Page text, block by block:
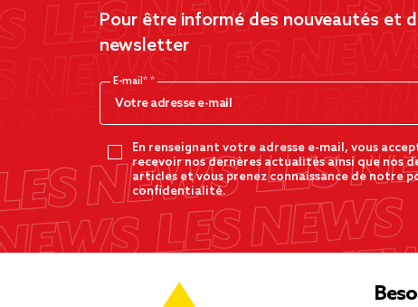
Pour être informé des nouveautés et
newsletter
E-mail*
En renseignant votre adresse e-mail, vous
recevoir nos dernères actualités ainsi que nos
articles et vous prenez connaissance de notre
confidentialité.